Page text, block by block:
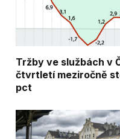
Tržby ve službách v
čtvrtletí meziročně
pct